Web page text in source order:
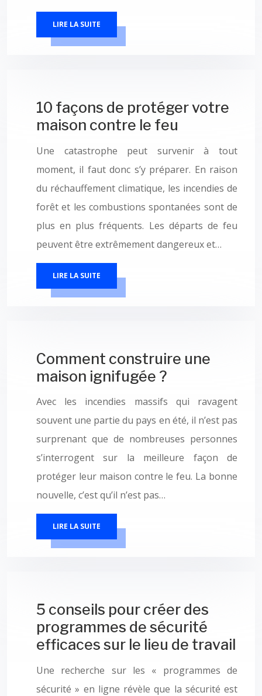
LIRE LA SUITE
10 façons de protéger votre
maison contre le feu
Une catastrophe peut survenir à tout
moment, il faut donc s’y préparer. En raison
du réchauffement climatique, les incendies de
forêt et les combustions spontanées sont de
plus en plus fréquents. Les départs de feu
peuvent être extrêmement dangereux et…
LIRE LA SUITE
Comment construire une
maison ignifugée ?
Avec les incendies massifs qui ravagent
souvent une partie du pays en été, il n’est pas
surprenant que de nombreuses personnes
s’interrogent sur la meilleure façon de
protéger leur maison contre le feu. La bonne
nouvelle, c’est qu’il n’est pas…
LIRE LA SUITE
5 conseils pour créer des
programmes de sécurité
efficaces sur le lieu de travail
Une recherche sur les « programmes de
sécurité » en ligne révèle que la sécurité est